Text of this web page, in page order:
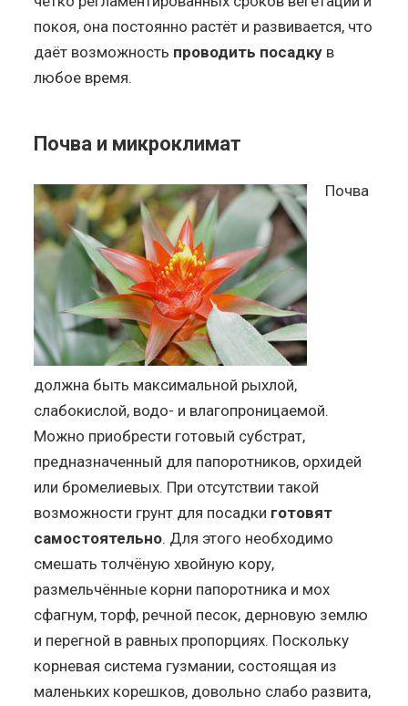
покоя, она постоянно растёт и развивается, что
даёт возможность проводить посадку в
любое время.
Почва и микроклимат
Почва
должна быть максимальной рыхлой,
слабокислой, водо- и влагопроницаемой.
Можно приобрести готовый субстрат,
предназначенный для папоротников, орхидей
или бромелиевых. При отсутствии такой
возможности грунт для посадки готовят
самостоятельно. Для этого необходимо
смешать толчёную хвойную кору,
размельчённые корни папоротника и мох
сфагнум, торф, речной песок, дерновую землю
и перегной в равных пропорциях. Поскольку
корневая система гузмании, состоящая из
маленьких корешков, довольно слабо развита,